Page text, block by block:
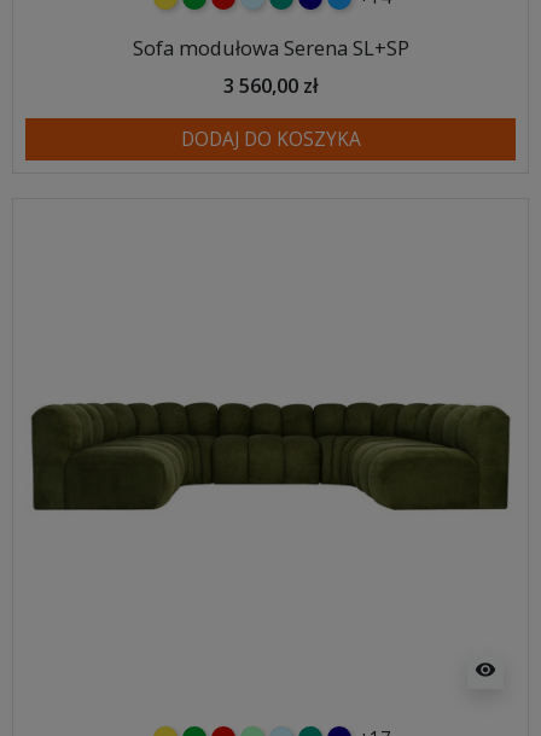
Sofa modułowa Serena SL+SP
3 560,00 zł
DODAJ DO KOSZYKA
visibility